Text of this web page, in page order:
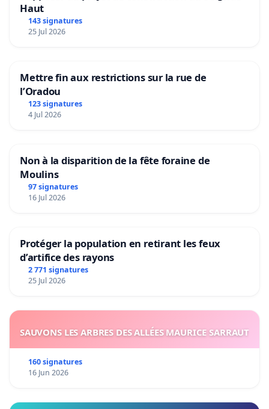
Haut
143 signatures
25 Jul 2026
Mettre fin aux restrictions sur la rue de
l’Oradou
123 signatures
4 Jul 2026
Non à la disparition de la fête foraine de
Moulins
97 signatures
16 Jul 2026
Protéger la population en retirant les feux
d’artifice des rayons
2 771 signatures
25 Jul 2026
SAUVONS LES ARBRES DES ALLÉES MAURICE SARRAUT
160 signatures
16 Jun 2026